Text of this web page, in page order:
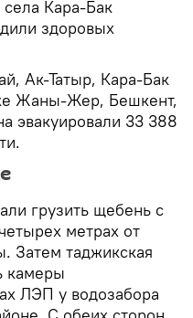
Кара-Бак
здоровых
Ак-Татыр, Кара-Бак
Жаны-Жер, Бешкент,
эвакуировали 33 388
грузить щебень с
метрах от
Затем таджикская
камеры
ЛЭП у водозабора